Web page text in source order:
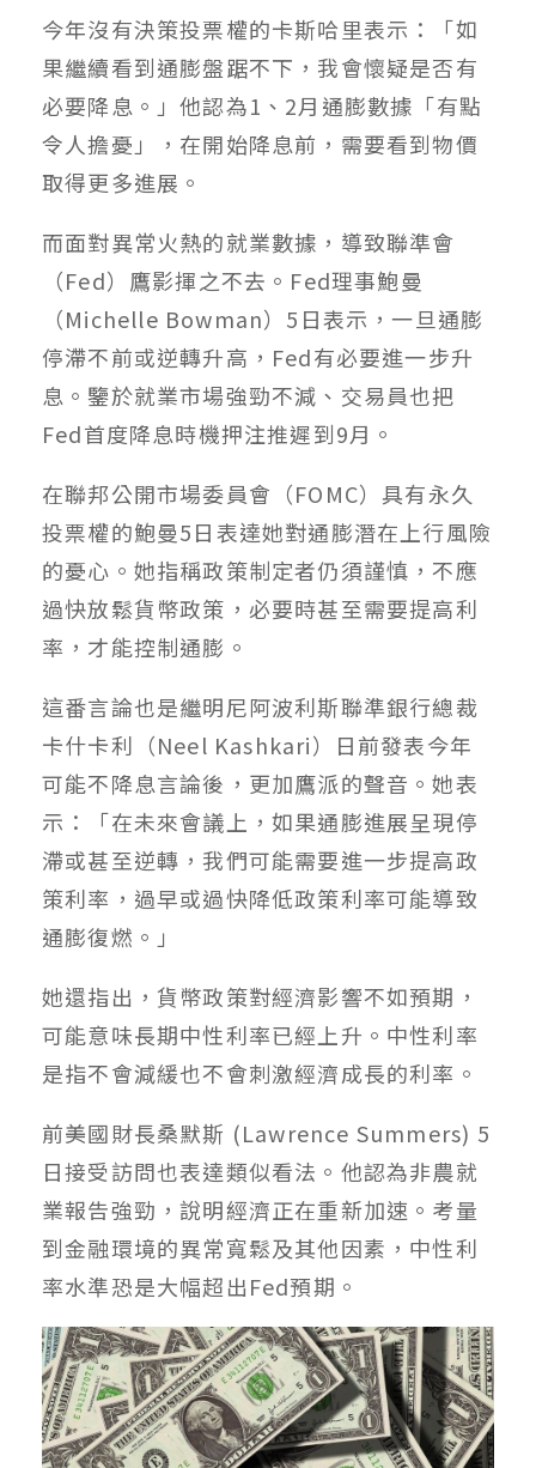
今年沒有決策投票權的卡斯哈里表示：「如
果繼續看到通膨盤踞不下，我會懷疑是否有
必要降息。」他認為1、2月通膨數據「有點
令人擔憂」，在開始降息前，需要看到物價
取得更多進展。
而面對異常火熱的就業數據，導致聯準會
（Fed）鷹影揮之不去。Fed理事鮑曼
（Michelle Bowman）5日表示，一旦通膨
停滯不前或逆轉升高，Fed有必要進一步升
息。鑒於就業市場強勁不減、交易員也把
Fed首度降息時機押注推遲到9月。
在聯邦公開市場委員會（FOMC）具有永久
投票權的鮑曼5日表達她對通膨潛在上行風險
的憂心。她指稱政策制定者仍須謹慎，不應
過快放鬆貨幣政策，必要時甚至需要提高利
率，才能控制通膨。
這番言論也是繼明尼阿波利斯聯準銀行總裁
卡什卡利（Neel Kashkari）日前發表今年
可能不降息言論後，更加鷹派的聲音。她表
示：「在未來會議上，如果通膨進展呈現停
滯或甚至逆轉，我們可能需要進一步提高政
策利率，過早或過快降低政策利率可能導致
通膨復燃。」
她還指出，貨幣政策對經濟影響不如預期，
可能意味長期中性利率已經上升。中性利率
是指不會減緩也不會刺激經濟成長的利率。
前美國財長桑默斯 (Lawrence Summers) 5
日接受訪問也表達類似看法。他認為非農就
業報告強勁，說明經濟正在重新加速。考量
到金融環境的異常寬鬆及其他因素，中性利
率水準恐是大幅超出Fed預期。